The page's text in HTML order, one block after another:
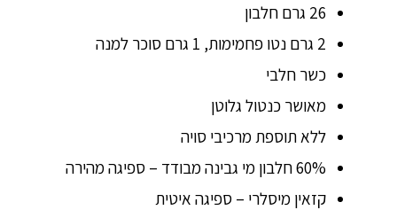
26 גרם חלבון
2 גרם נטו פחמימות, 1 גרם סוכר למנה
כשר חלבי
מאושר כנטול גלוטן
ללא תוספת מרכיבי סויה
60% חלבון מי גבינה מבודד – ספיגה מהירה
קזאין מיסלרי – ספיגה איטית